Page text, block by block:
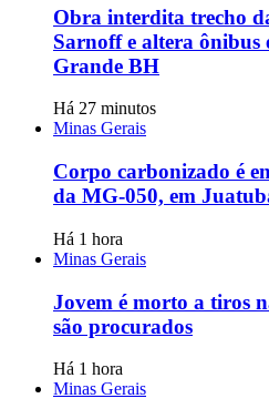
Obra interdita trecho
Sarnoff e altera ônibus
Grande BH
Há 27 minutos
Minas Gerais
Corpo carbonizado é
da MG-050, em
Há 1 hora
Minas Gerais
Jovem é morto a tiros
são procurados
Há 1 hora
Minas Gerais